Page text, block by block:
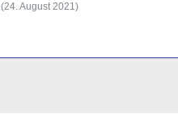
(24. August 2021)